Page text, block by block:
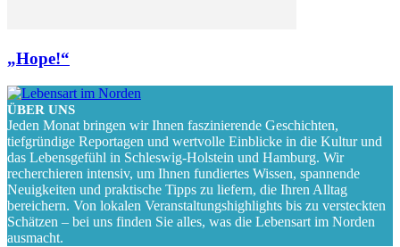
„Hope!“
ÜBER UNS
Jeden Monat bringen wir Ihnen faszinierende Geschichten,
tiefgründige Reportagen und wertvolle Einblicke in die Kultur und
das Lebensgefühl in Schleswig-Holstein und Hamburg. Wir
recherchieren intensiv, um Ihnen fundiertes Wissen, spannende
Neuigkeiten und praktische Tipps zu liefern, die Ihren Alltag
bereichern. Von lokalen Veranstaltungshighlights bis zu versteckten
Schätzen – bei uns finden Sie alles, was die Lebensart im Norden
ausmacht.